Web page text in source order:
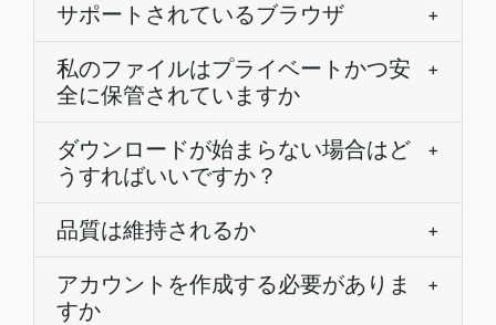
サポートされているブラウザ +
私のファイルはプライベートかつ安
全に保管されていますか
+
ダウンロードが始まらない場合はど
うすればいいですか？
+
品質は維持されるか +
アカウントを作成する必要がありま
すか
+